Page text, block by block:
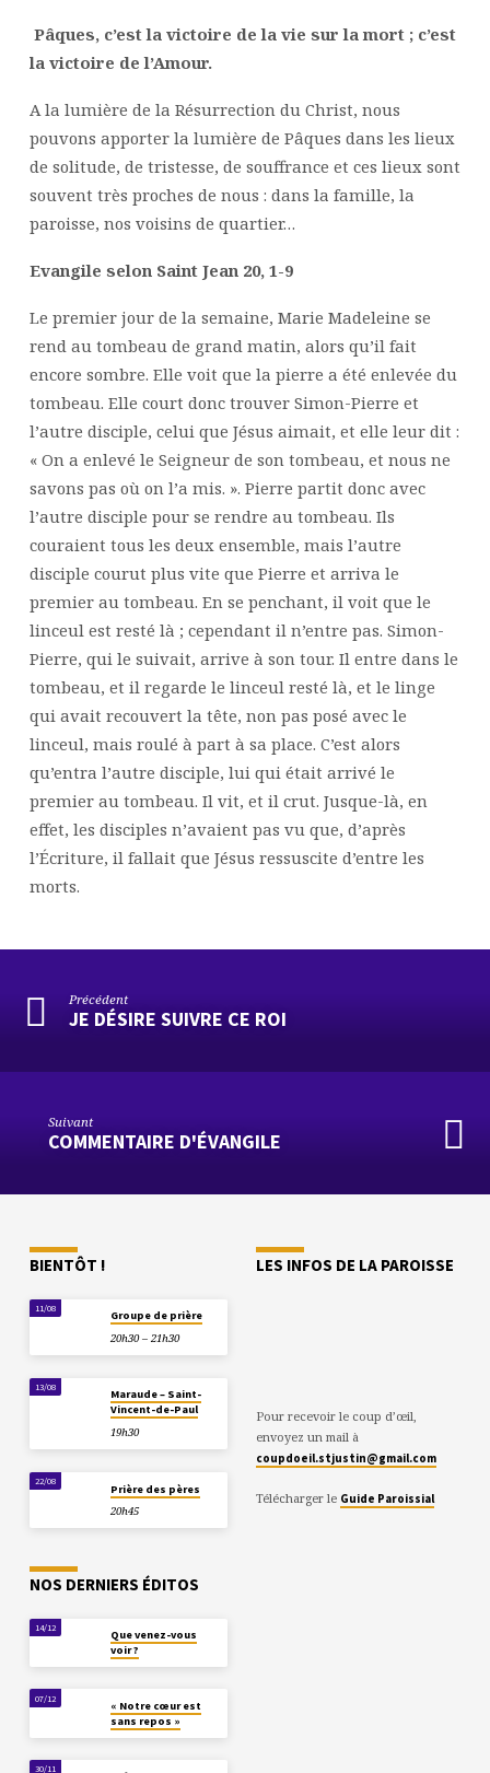
Pâques, c’est la victoire de la vie sur la mort ; c’est
la victoire de l’Amour.
A la lumière de la Résurrection du Christ, nous
pouvons apporter la lumière de Pâques dans les lieux
de solitude, de tristesse, de souffrance et ces lieux sont
souvent très proches de nous : dans la famille, la
paroisse, nos voisins de quartier…
Evangile selon Saint Jean 20, 1-9
Le premier jour de la semaine, Marie Madeleine se
rend au tombeau de grand matin, alors qu’il fait
encore sombre. Elle voit que la pierre a été enlevée du
tombeau. Elle court donc trouver Simon-Pierre et
l’autre disciple, celui que Jésus aimait, et elle leur dit :
« On a enlevé le Seigneur de son tombeau, et nous ne
savons pas où on l’a mis. ». Pierre partit donc avec
l’autre disciple pour se rendre au tombeau. Ils
couraient tous les deux ensemble, mais l’autre
disciple courut plus vite que Pierre et arriva le
premier au tombeau. En se penchant, il voit que le
linceul est resté là ; cependant il n’entre pas. Simon-
Pierre, qui le suivait, arrive à son tour. Il entre dans le
tombeau, et il regarde le linceul resté là, et le linge
qui avait recouvert la tête, non pas posé avec le
linceul, mais roulé à part à sa place. C’est alors
qu’entra l’autre disciple, lui qui était arrivé le
premier au tombeau. Il vit, et il crut. Jusque-là, en
effet, les disciples n’avaient pas vu que, d’après
l’Écriture, il fallait que Jésus ressuscite d’entre les
morts.
Précédent
JE DÉSIRE SUIVRE CE ROI
Suivant
COMMENTAIRE D'ÉVANGILE
BIENTÔT !
11/08
Groupe de prière
20h30 – 21h30
13/08
Maraude – Saint-
Vincent-de-Paul
19h30
22/08
Prière des pères
20h45
LES INFOS DE LA PAROISSE
Pour recevoir le coup d’œil,
envoyez un mail à
coupdoeil.stjustin@gmail.com
Télécharger le Guide Paroissial
NOS DERNIERS ÉDITOS
14/12
Que venez-vous
voir ?
07/12
« Notre cœur est
sans repos »
30/11